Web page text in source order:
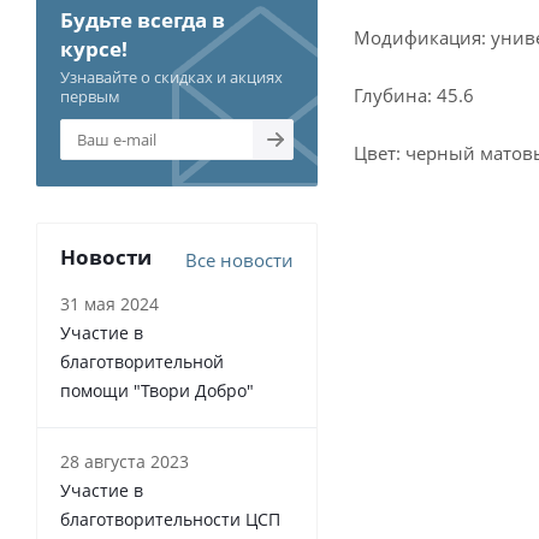
Модификация:
Глубина: 45.6
Цвет: черный
Будьте всегда в
курсе!
Узнавайте о скидках и акциях
первым
Новости Все новости
31 мая 2024
Участие в
благотворительной
помощи "Твори Добро"
28 августа 2023
Участие в
благотворительности ЦСП